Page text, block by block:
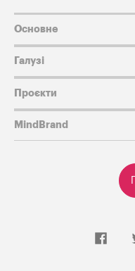
Основне
Галузі
Проєкти
MindBrand